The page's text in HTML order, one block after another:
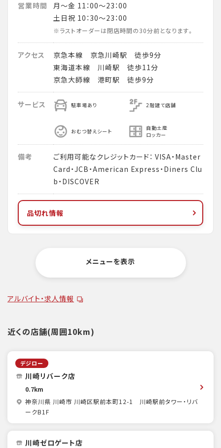
営業時間
月～金 11：00～23：00
土日祝 10：30～23：00
※ラストオーダーは閉店時間の30分前となります。
アクセス
京急本線 京急川崎駅 徒歩9分
東海道本線 川崎駅 徒歩11分
京急大師線 港町駅 徒歩9分
サービス 駐車場あり 2階建て店舗
おむつ替えシート
自動土産
ロッカー
備考
ご利用可能なクレジットカード： VISA・Master
Card・JCB・American Express・Diners Clu
b・DISCOVER
品切れ情報
メニューを表示
アルバイト・求人情報
近くの店舗(周囲10km)
デジロー
川崎リバーク店
0.7km
神奈川県 川崎市 川崎区駅前本町12-1 川崎駅前タワー・リバ
ークB1F
川崎ゼロゲート店